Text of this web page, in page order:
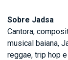
Sobre Jadsa
Cantora,
musical baiana,
reggae, trip hop